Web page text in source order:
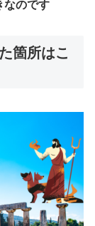
なのです
箇所はこ